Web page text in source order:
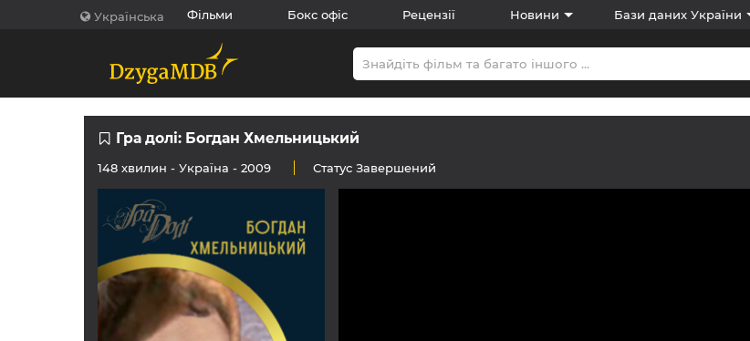
Українська Фільми Бокс офіс Рецензії Новини Бази даних України
Гра долі: Богдан Хмельницький
148 хвилин - Україна - 2009 Статус Завершений